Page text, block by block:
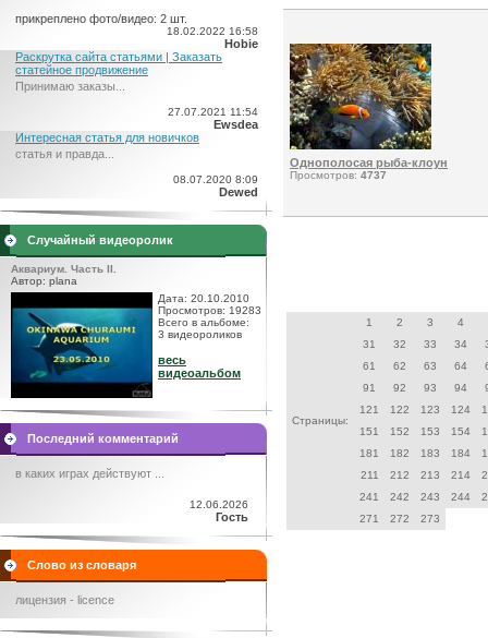
прикреплено фото/видео: 2 шт.
18.02.2022 16:58
Hobie
Раскрутка сайта статьями | Заказать
статейное продвижение
Принимаю заказы...
27.07.2021 11:54
Ewsdea
Интересная статья для новичков
статья и правда...
08.07.2020 8:09
Dewed
Случайный видеоролик
Аквариум. Часть II.
Автор: plana
Дата: 20.10.2010
Просмотров: 19283
Всего в альбоме:
3 видеороликов
весь
видеоальбом
Последний комментарий
в каких играх действуют ...
12.06.2026
Гость
Слово из словаря
лицензия - licence
Однополосая рыба-клоун
Просмотров: 4737
Страницы:
1 2 3
4
31
32 33 34
61
62 63 64
91
92 93 94
121
122 123 124
151
152 153 154
181
182 183 184
211
212 213 214
241
242 243 244
271
272 273